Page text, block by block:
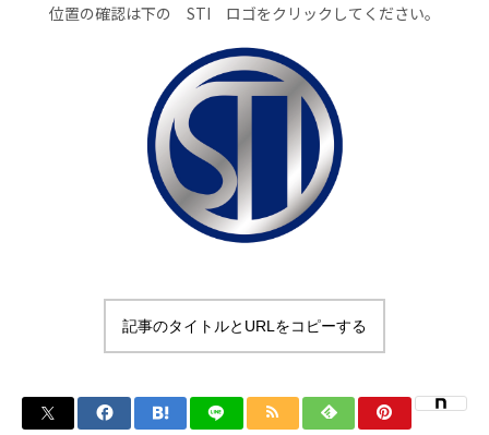
位置の確認は下の STI ロゴをクリックしてください。
記事のタイトルとURLをコピーする